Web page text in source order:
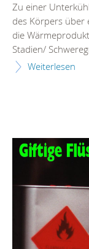
Zu einer
des Körpers über
die
Stadien/
Weiterlesen